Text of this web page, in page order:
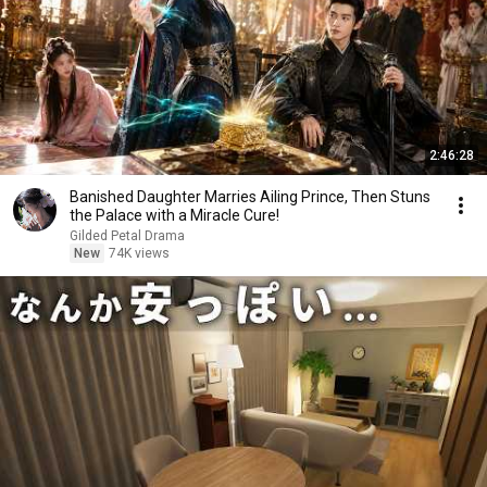
2:46:28
Banished Daughter Marries Ailing Prince, Then Stuns
the Palace with a Miracle Cure!
Gilded Petal Drama
New 74K views